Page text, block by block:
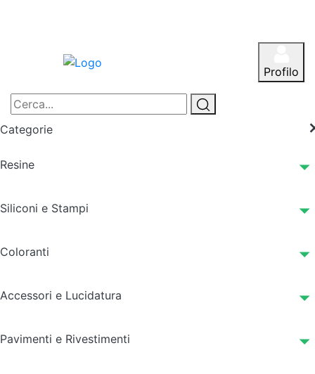
Profilo
Categorie
Resine
Siliconi e Stampi
Coloranti
Accessori e Lucidatura
Pavimenti e Rivestimenti